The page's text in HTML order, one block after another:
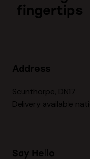
fingertips
Address
Scunthorpe, DN17
Delivery available
Say Hello